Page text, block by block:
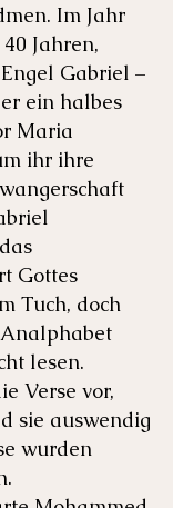
Im Jahr
Jahren,
Gabriel –
ein halbes
Maria
ihr ihre
Gottes
Tuch, doch
lesen.
Verse vor,
sie auswendig
wurden